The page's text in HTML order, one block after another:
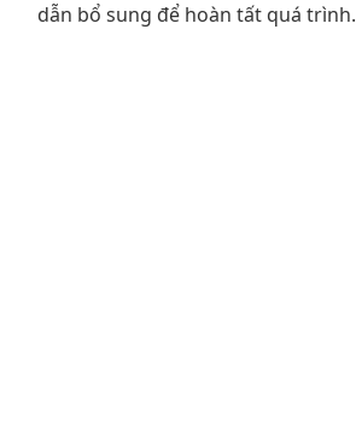
dẫn bổ sung để hoàn tất quá trình.